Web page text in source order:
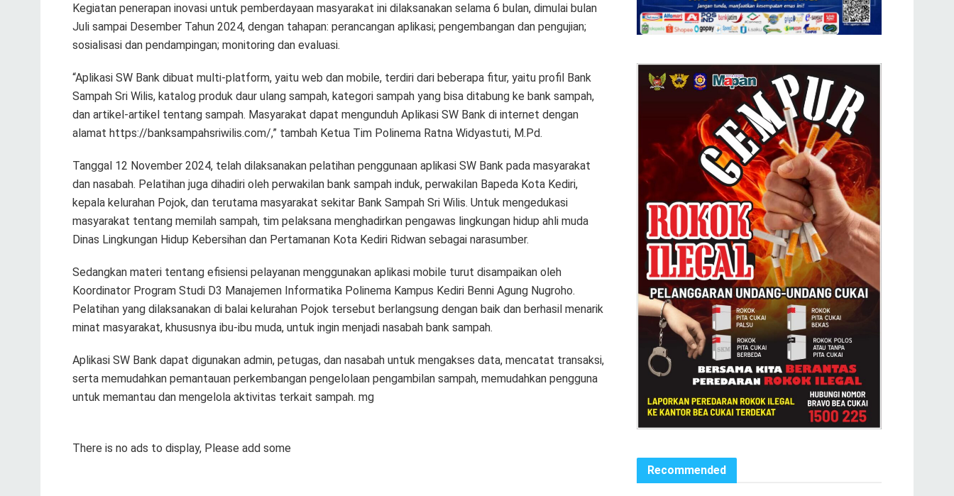
Kegiatan penerapan inovasi untuk pemberdayaan masyarakat ini dilaksanakan selama 6 bulan, dimulai bulan
Juli sampai Desember Tahun 2024, dengan tahapan: perancangan aplikasi; pengembangan dan pengujian;
sosialisasi dan pendampingan; monitoring dan evaluasi.
“Aplikasi SW Bank dibuat multi-platform, yaitu web dan mobile, terdiri dari beberapa fitur, yaitu profil Bank
Sampah Sri Wilis, katalog produk daur ulang sampah, kategori sampah yang bisa ditabung ke bank sampah,
dan artikel-artikel tentang sampah. Masyarakat dapat mengunduh Aplikasi SW Bank di internet dengan
alamat https://banksampahsriwilis.com/,” tambah Ketua Tim Polinema Ratna Widyastuti, M.Pd.
Tanggal 12 November 2024, telah dilaksanakan pelatihan penggunaan aplikasi SW Bank pada masyarakat
dan nasabah. Pelatihan juga dihadiri oleh perwakilan bank sampah induk, perwakilan Bapeda Kota Kediri,
kepala kelurahan Pojok, dan terutama masyarakat sekitar Bank Sampah Sri Wilis. Untuk mengedukasi
masyarakat tentang memilah sampah, tim pelaksana menghadirkan pengawas lingkungan hidup ahli muda
Dinas Lingkungan Hidup Kebersihan dan Pertamanan Kota Kediri Ridwan sebagai narasumber.
Sedangkan materi tentang efisiensi pelayanan menggunakan aplikasi mobile turut disampaikan oleh
Koordinator Program Studi D3 Manajemen Informatika Polinema Kampus Kediri Benni Agung Nugroho.
Pelatihan yang dilaksanakan di balai kelurahan Pojok tersebut berlangsung dengan baik dan berhasil menarik
minat masyarakat, khususnya ibu-ibu muda, untuk ingin menjadi nasabah bank sampah.
Aplikasi SW Bank dapat digunakan admin, petugas, dan nasabah untuk mengakses data, mencatat transaksi,
serta memudahkan pemantauan perkembangan pengelolaan pengambilan sampah, memudahkan pengguna
untuk memantau dan mengelola aktivitas terkait sampah. mg
There is no ads to display, Please add some
Recommended